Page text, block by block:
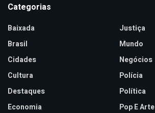
Categorias
Baixada
Brasil
Cidades
Cultura
Destaques
Economia
Justiça
Mundo
Negócios
Polícia
Política
Pop E Arte